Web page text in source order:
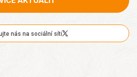
nás na sociální síti